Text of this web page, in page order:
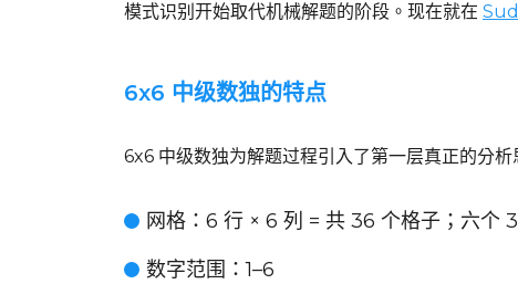
模式识别开始取代机械解题的阶段。现在就在
6x6 中级数独的特点
6x6 中级数独为解题过程引入了第一层真正的分
网格 ：6 行 × 6 列 = 共 36 个格子；六个
数字范围 ：1–6